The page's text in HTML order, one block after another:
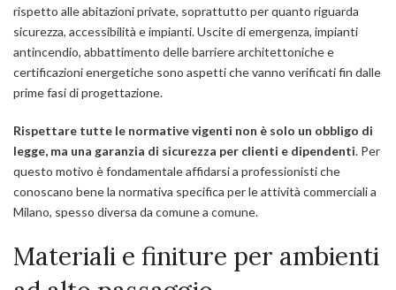
rispetto alle abitazioni private, soprattutto per quanto riguarda
sicurezza, accessibilità e impianti. Uscite di emergenza, impianti
antincendio, abbattimento delle barriere architettoniche e
certificazioni energetiche sono aspetti che vanno verificati fin dalle
prime fasi di progettazione.
Rispettare tutte le normative vigenti non è solo un obbligo di
legge, ma una garanzia di sicurezza per clienti e dipendenti. Per
questo motivo è fondamentale affidarsi a professionisti che
conoscano bene la normativa specifica per le attività commerciali a
Milano, spesso diversa da comune a comune.
Materiali e finiture per ambienti